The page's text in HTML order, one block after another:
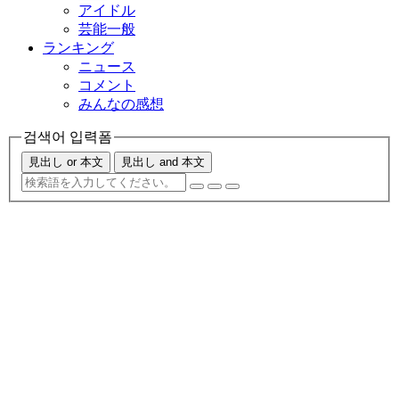
アイドル
芸能一般
ランキング
ニュース
コメント
みんなの感想
검색어 입력폼
見出し or 本文 見出し and 本文